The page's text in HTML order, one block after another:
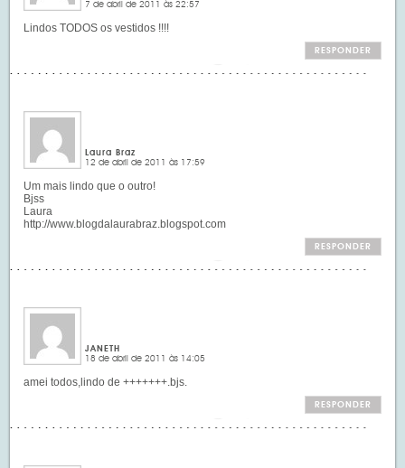
7 de abril de 2011 às 22:57
Lindos TODOS os vestidos !!!!
RESPONDER
Laura Braz
12 de abril de 2011 às 17:59
Um mais lindo que o outro!
Bjss
Laura
http://www.blogdalaurabraz.blogspot.com
RESPONDER
JANETH
18 de abril de 2011 às 14:05
amei todos,lindo de +++++++.bjs.
RESPONDER